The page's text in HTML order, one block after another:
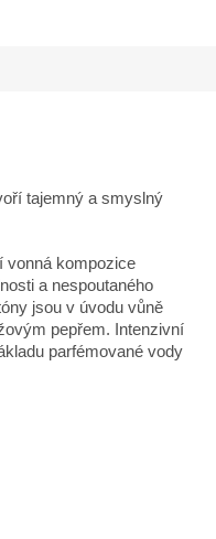
tajemný a smyslný
vonná kompozice
a nespoutaného
jsou v úvodu vůně
pepřem. Intenzivní
parfémované vody